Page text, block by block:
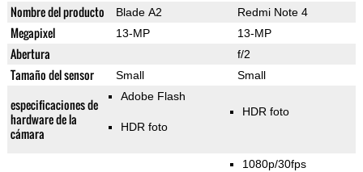
Nombre del producto Blade A2 Redmi Note 4
Megapixel 13-MP 13-MP
Abertura f/2
Tamaño del sensor Small Small
especificaciones de
hardware de la
cámara
Adobe Flash
HDR foto
HDR foto
1080p/30fps